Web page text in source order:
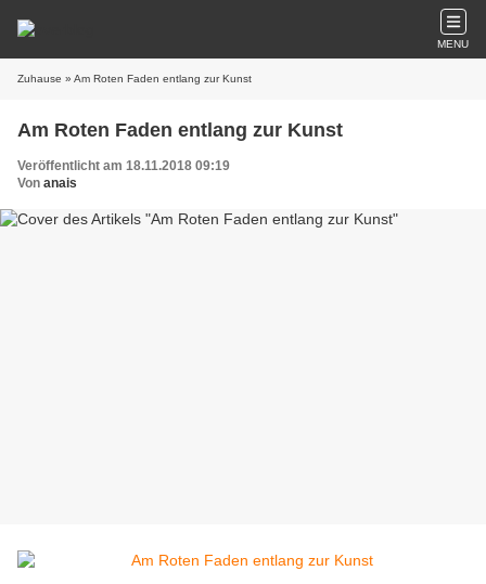
MENU
Zuhause » Am Roten Faden entlang zur Kunst
Am Roten Faden entlang zur Kunst
Veröffentlicht am 18.11.2018 09:19
Von anais